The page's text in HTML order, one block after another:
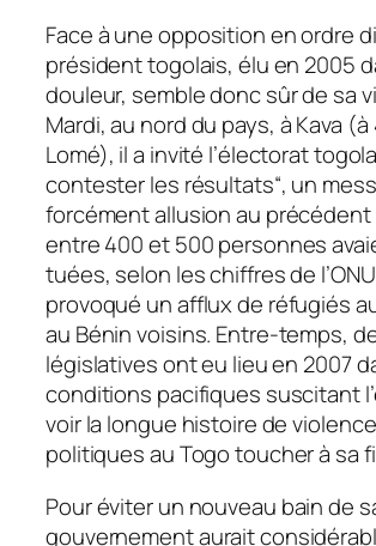
Face à une opposition en ordre
président togolais, élu en 2005
douleur, semble donc sûr de sa
Mardi, au nord du pays, à Kava
Lomé), il a invité l’électorat
contester les résultats“, un
forcément allusion au
entre 400 et 500 personnes
tuées, selon les chiffres de
provoqué un afflux de réfugiés
au Bénin voisins. Entre-temps,
législatives ont eu lieu en 2007
conditions pacifiques suscitant
voir la longue histoire de
politiques au Togo toucher à sa
Pour éviter un nouveau bain de
gouvernement aurait